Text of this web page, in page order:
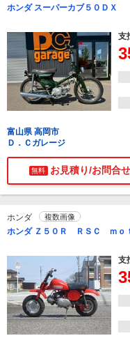
ホンダ スーパーカブ５０ＤＸ
支
富山県 高岡市
Ｄ．Ｃガレージ
無料 お見積り/お問合せ
ホンダ 複数画像
ホンダ Ｚ５０Ｒ ＲＳＣ ｍ
支